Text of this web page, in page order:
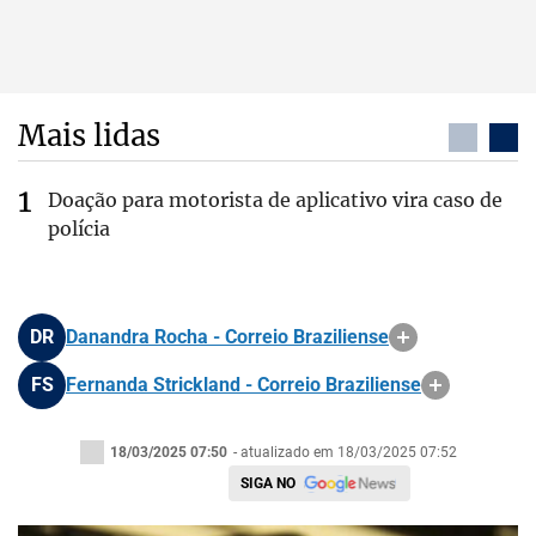
Mais lidas
Doação para motorista de aplicativo vira caso de
polícia
DR Danandra Rocha - Correio Braziliense
FS Fernanda Strickland - Correio Braziliense
18/03/2025 07:50 - atualizado em 18/03/2025 07:52
SIGA NO